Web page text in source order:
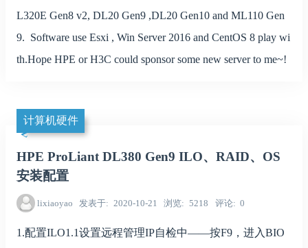
L320E Gen8 v2, DL20 Gen9 ,DL20 Gen10 and ML110 Gen
9. Software use Esxi , Win Server 2016 and CentOS 8 play wi
th.Hope HPE or H3C could sponsor some new server to me~!
计算机硬件
HPE ProLiant DL380 Gen9 ILO、RAID、OS
安装配置
lixiaoyao 发表于 2020-10-21 浏览 5218 评论 0
1.配置ILO1.1设置远程管理IP自检中——按F9，进入BIO